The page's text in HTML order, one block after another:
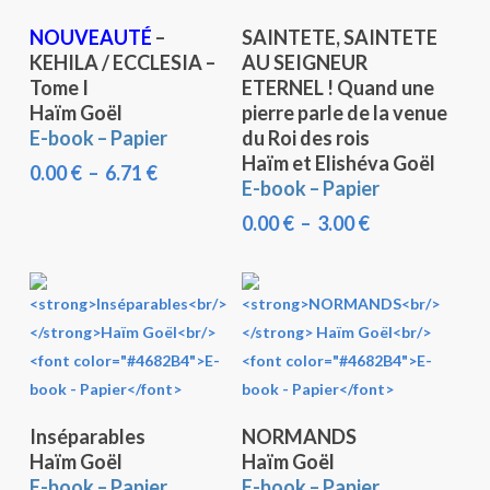
Choix Des Options
produit
a
plusieurs
variations.
choisies
sur
la
page
du
NOUVEAUTÉ –
KEHILA / ECCLESIA –
Tome I
Haïm Goël
E-book – Papier
0.00€ – 6.71 €Plage
Choix Des Options
produit
a
plusieurs
variations.
Les
options
peuvent
choisies
sur
la
page
du
SAINTETE, SAINTETE
AU SEIGNEUR
ETERNEL ! Quand une
pierre parle de la venue
du Roi des rois
Haïm et Elishéva Goël
E-book – Papier
0.00€ – 3.00€Plage
0.00 €
3.00 €
Choix Des Options
produit
a
Inséparables
Haïm Goël
Choix Des Options
produit
a
NORMANDS
Haïm Goël